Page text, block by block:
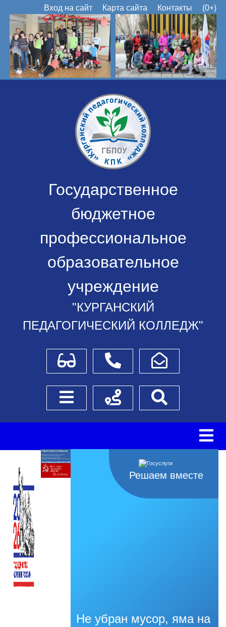
Вход на сайт Карта сайта Контакты (0+)
Государственное
бюджетное
профессиональное
образовательное
учреждение
"КУРГАНСКИЙ
ПЕДАГОГИЧЕСКИЙ КОЛЛЕДЖ"
Для слабовидящихТелефоныНаписать обращение
Боковое менюСхема проезда
Решаем вместе
Не убран мусор, яма на